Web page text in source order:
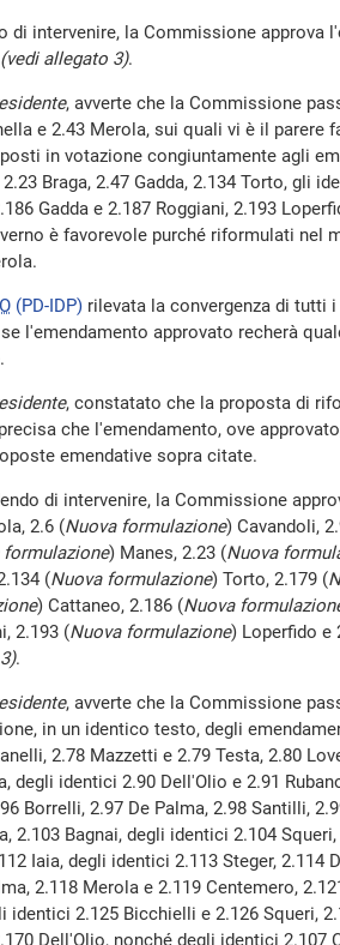
intervenire, la Commissione approva
(vedi allegato 3).
, avverte che la Commissione
e 2.43 Merola, sui quali vi è il parere
in votazione congiuntamente agli
Braga, 2.47 Gadda, 2.134 Torto, gli
Gadda e 2.187 Roggiani, 2.193
è favorevole purché riformulati nel
(PD-IDP) rilevata la convergenza di tutti
l'emendamento approvato recherà
, constatato che la proposta di
che l'emendamento, ove
emendative sopra citate.
di intervenire, la Commissione
2.6 (Nuova formulazione) Cavandoli,
formulazione) Manes, 2.23 (Nuova
(Nuova formulazione) Torto, 2.179 (
) Cattaneo, 2.186 (Nuova
2.193 (Nuova formulazione) Loperfido e
.
, avverte che la Commissione
in un identico testo, degli
2.78 Mazzetti e 2.79 Testa, 2.80
degli identici 2.90 Dell'Olio e 2.91
Borrelli, 2.97 De Palma, 2.98 Santilli,
2.103 Bagnai, degli identici 2.104
Iaia, degli identici 2.113 Steger, 2.114
2.118 Merola e 2.119 Centemero,
identici 2.125 Bicchielli e 2.126 Squeri,
Dell'Olio, nonché degli identici 2.107